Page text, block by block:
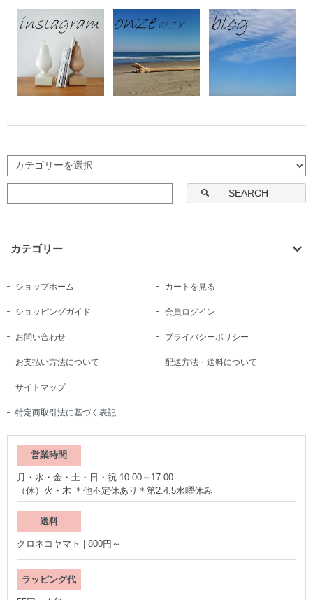
SEARCH
カテゴリー
ショップホーム カートを見る
ショッピングガイド 会員ログイン
お問い合わせ プライバシーポリシー
お支払い方法について 配送方法・送料について
サイトマップ
特定商取引法に基づく表記
営業時間
月・水・金・土・日・祝 10:00～17:00
（休）火・木 ＊他不定休あり＊第2.4.5水曜休み
送料
クロネコヤマト | 800円～
ラッピング代